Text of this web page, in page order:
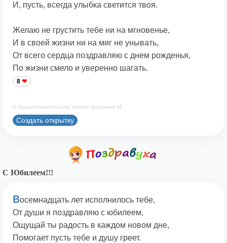
И, пусть, всегда улыбка светится твоя.
Желаю не грустить тебе ни на мгновенье,
И в своей жизни ни на миг не унывать,
От всего сердца поздравляю с днем рожденья,
По жизни смело и уверенно шагать.
8
© Принадлежит сайту. Автор: Берсанов М.
Создать открытку
С Юбилеем!!!
Восемнадцать лет исполнилось тебе,
От души я поздравляю с юбилеем,
Ощущай ты радость в каждом новом дне,
Помогает пусть тебе и душу греет.